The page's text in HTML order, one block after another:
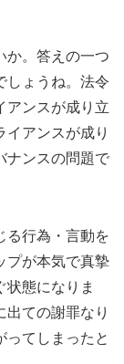
か。答えの一つ
しょうね。法令
アンスが成り立
イアンスが成り
ナンスの問題で
る行為・言動を
プが本気で真摯
状態になりま
ての謝罪なり
ってしまったと